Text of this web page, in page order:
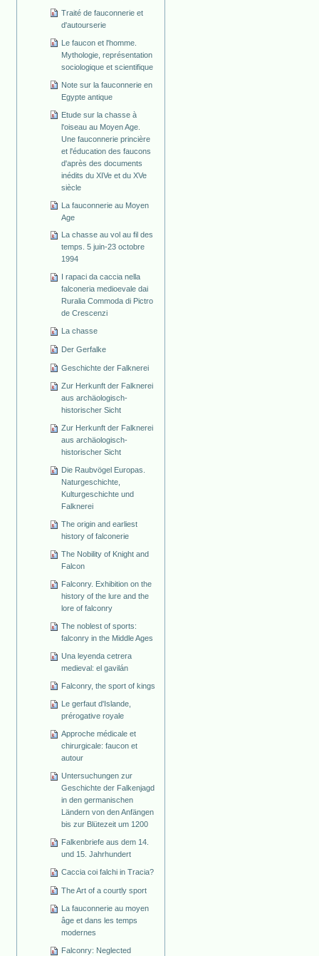
Traité de fauconnerie et
d'autourserie
Le faucon et l'homme.
Mythologie, représentation
sociologique et scientifique
Note sur la fauconnerie en
Egypte antique
Etude sur la chasse à
l'oiseau au Moyen Age.
Une fauconnerie princière
et l'éducation des faucons
d'après des documents
inédits du XIVe et du XVe
siècle
La fauconnerie au Moyen
Age
La chasse au vol au fil des
temps. 5 juin-23 octobre
1994
I rapaci da caccia nella
falconeria medioevale dai
Ruralia Commoda di Pictro
de Crescenzi
La chasse
Der Gerfalke
Geschichte der Falknerei
Zur Herkunft der Falknerei
aus archäologisch-
historischer Sicht
Zur Herkunft der Falknerei
aus archäologisch-
historischer Sicht
Die Raubvögel Europas.
Naturgeschichte,
Kulturgeschichte und
Falknerei
The origin and earliest
history of falconerie
The Nobility of Knight and
Falcon
Falconry. Exhibition on the
history of the lure and the
lore of falconry
The noblest of sports:
falconry in the Middle Ages
Una leyenda cetrera
medieval: el gavilán
Falconry, the sport of kings
Le gerfaut d'Islande,
prérogative royale
Approche médicale et
chirurgicale: faucon et
autour
Untersuchungen zur
Geschichte der Falkenjagd
in den germanischen
Ländern von den Anfängen
bis zur Blütezeit um 1200
Falkenbriefe aus dem 14.
und 15. Jahrhundert
Caccia coi falchi in Tracia?
The Art of a courtly sport
La fauconnerie au moyen
âge et dans les temps
modernes
Falconry: Neglected